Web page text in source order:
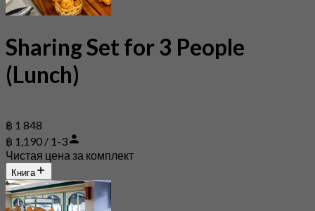
Sharing Set for 3 People
(Lunch)
฿ 1 848
฿ 1,190 / 1-3
Чистая цена за комплект
Книга